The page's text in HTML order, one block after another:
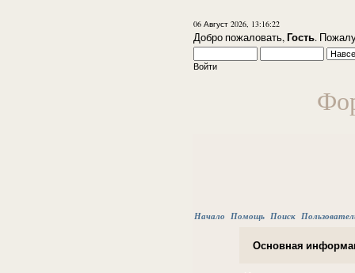
06 Август 2026, 13:16:22
Добро пожаловать,Гость.
Войти
Начало Помощь Поиск
Основная